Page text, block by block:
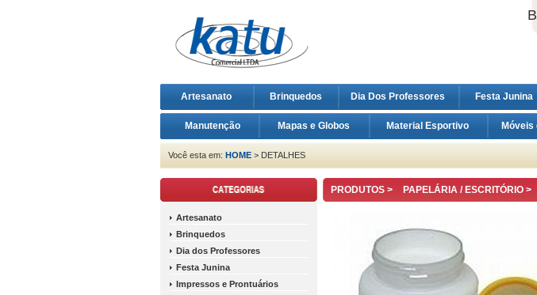
Artesanato Brinquedos Dia Dos Professores Festa Junina
Manutenção Mapas e Globos Material Esportivo Móveis
Você esta em: HOME > DETALHES
Artesanato
Brinquedos
Dia dos Professores
Festa Junina
Impressos e Prontuários
PRODUTOS > PAPELÁRIA / ESCRITÓRIO >